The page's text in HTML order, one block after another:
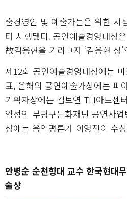
술경영인 및 예술가들을 위한 시
터 시행됐다. 공연예술경영대상
故김용현을 기리고자 ‘김용현 상
제12회 공연예술경영대상에는
표, 올해의 공연예술가상에는 피
기획자상에는 김보연 TLI아트센
임정인 부평구문화재단 공연사
상에는 음악평론가 이영진이 수
안병순 순천향대 교수 한국현대
술상